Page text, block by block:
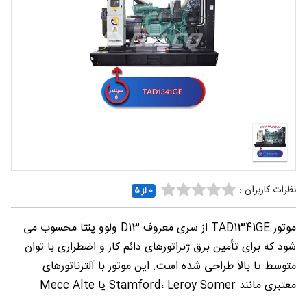
ما
نظرات کاربران : 0 از ۵
موتور TAD1341GE از سری معروف D13 ولوو پنتا محسوب می
شود که برای تأمین برق ژنراتورهای دائم کار و اضطراری با توان
متوسط تا بالا طراحی شده است. این موتور با آلترناتورهای
معتبری مانند Stamford، Leroy Somer یا Mecc Alte